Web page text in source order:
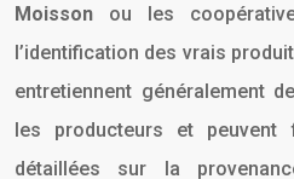
Moisson ou les
l’identification des vrais
entretiennent généralement
les producteurs et peuvent
détaillées sur la